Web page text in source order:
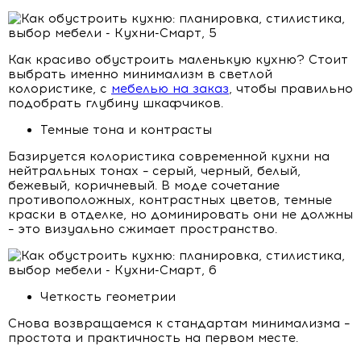
Как красиво обустроить маленькую кухню? Стоит
выбрать именно минимализм в светлой
колористике, с мебелью на заказ, чтобы правильно
подобрать глубину шкафчиков.
Темные тона и контрасты
Базируется колористика современной кухни на
нейтральных тонах – серый, черный, белый,
бежевый, коричневый. В моде сочетание
противоположных, контрастных цветов, темные
краски в отделке, но доминировать они не должны
– это визуально сжимает пространство.
Четкость геометрии
Снова возвращаемся к стандартам минимализма –
простота и практичность на первом месте.